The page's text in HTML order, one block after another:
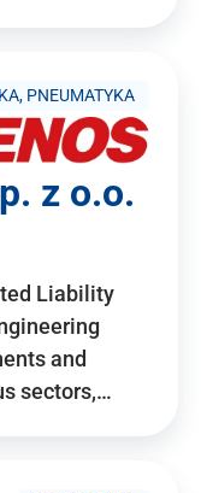
PNEUMATYKA
z o.o.
Liability
and
sectors,…